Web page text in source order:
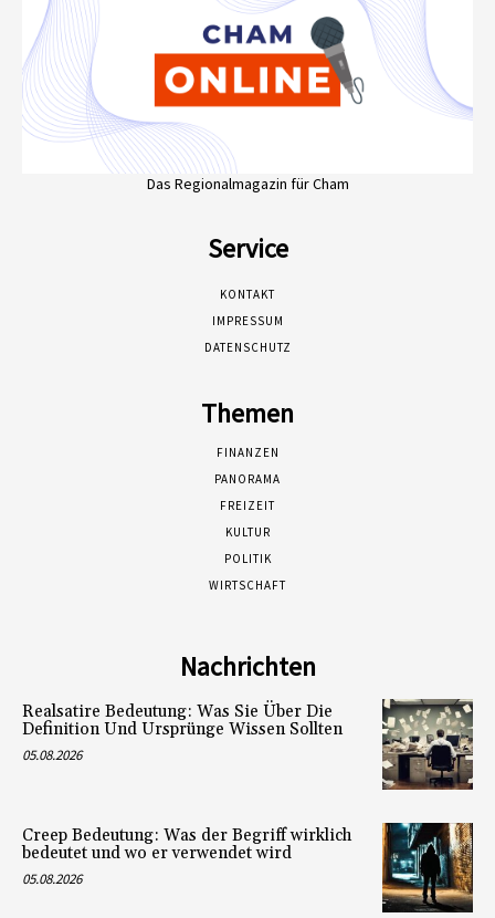
Das Regionalmagazin für Cham
Service
KONTAKT
IMPRESSUM
DATENSCHUTZ
Themen
FINANZEN
PANORAMA
FREIZEIT
KULTUR
POLITIK
WIRTSCHAFT
Nachrichten
Realsatire Bedeutung: Was Sie Über Die
Definition Und Ursprünge Wissen Sollten
05.08.2026
Creep Bedeutung: Was der Begriff wirklich
bedeutet und wo er verwendet wird
05.08.2026